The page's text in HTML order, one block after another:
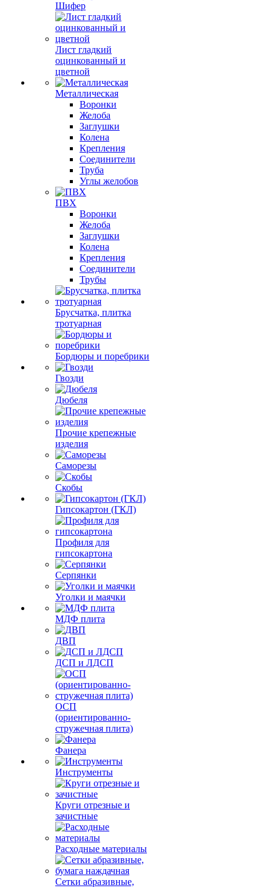
Шифер
Лист гладкий
оцинкованный и
цветной
Металлическая
Воронки
Желоба
Заглушки
Колена
Крепления
Соединители
Труба
Углы желобов
ПВХ
Воронки
Желоба
Заглушки
Колена
Крепления
Соединители
Трубы
Брусчатка, плитка
тротуарная
Бордюры и поребрики
Гвозди
Дюбеля
Прочие крепежные
изделия
Саморезы
Скобы
Гипсокартон (ГКЛ)
Профиля для
гипсокартона
Серпянки
Уголки и маячки
МДФ плита
ДВП
ДСП и ЛДСП
ОСП
(ориентированно-
стружечная плита)
Фанера
Инструменты
Круги отрезные и
зачистные
Расходные материалы
Сетки абразивные,